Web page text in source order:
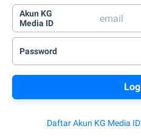
Akun KG
Media ID
Password
Daftar Akun KG Media